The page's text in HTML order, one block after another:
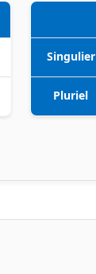
Singulier
Pluriel